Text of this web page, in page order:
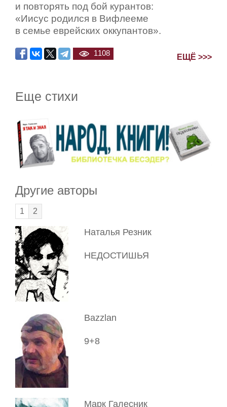
и повторять под бой курантов:
«Иисус родился в Вифлееме
в семье еврейских оккупантов».
1108 ЕЩЁ >>>
Еще стихи
Другие авторы
1 2
Наталья Резник
НЕДОСТИШЬЯ
Bazzlan
9+8
Марк Галесник